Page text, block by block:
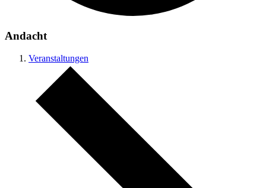
Andacht
Veranstaltungen